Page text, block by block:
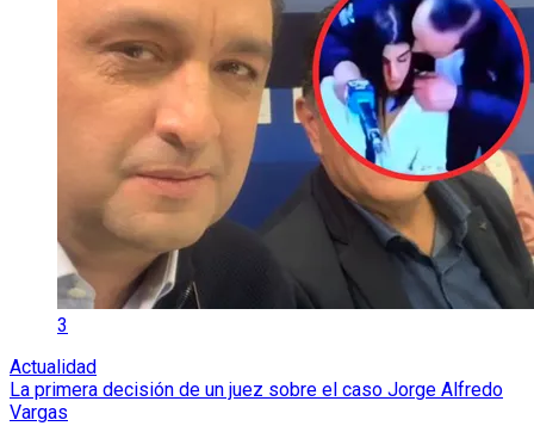
3
Actualidad
La primera decisión de un juez sobre el caso Jorge Alfredo
Vargas